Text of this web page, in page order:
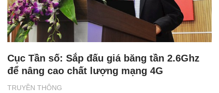
TRUYỀN THÔNG
Cục Tần số: Sắp đấu giá băng tần 2.6Ghz
để nâng cao chất lượng mạng 4G